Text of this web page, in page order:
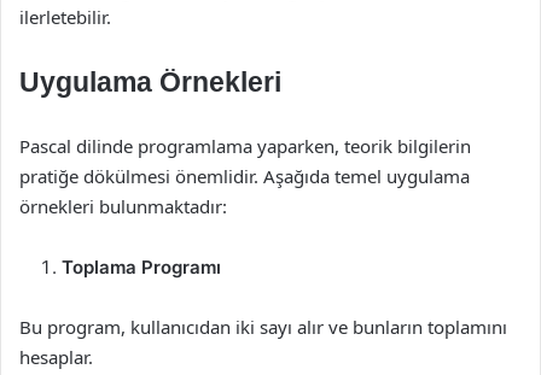
ilerletebilir.
Uygulama Örnekleri
Pascal dilinde programlama yaparken, teorik bilgilerin
pratiğe dökülmesi önemlidir. Aşağıda temel uygulama
örnekleri bulunmaktadır:
Toplama Programı
Bu program, kullanıcıdan iki sayı alır ve bunların toplamını
hesaplar.